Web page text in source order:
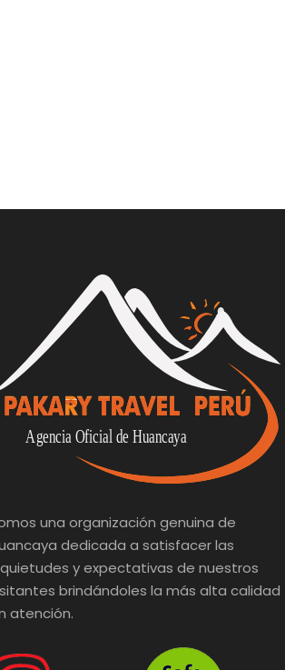
una organización genuina de
dedicada a satisfacer las
y expectativas de nuestros
brindándoles la más alta calidad
atención.